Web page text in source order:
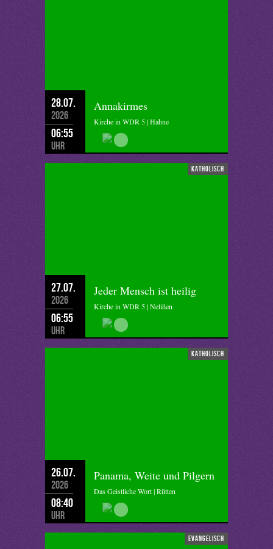
28.07.
2026
06:55
Uhr
Annakirmes
Kirche in WDR 5 | Hahne
katholisch
27.07.
2026
06:55
Uhr
Jeder Mensch ist heilig
Kirche in WDR 5 | Nelißen
katholisch
26.07.
2026
08:40
Uhr
Panama, Weite und Pilgern
Das Geistliche Wort | Rütten
evangelisch